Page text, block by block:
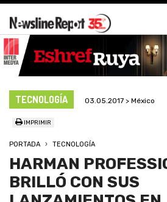
TECNOLOGÍA 03.05.2017 > México
IMPRIMIR
PORTADA TECNOLOGÍA
HARMAN
BRILLÓ CON SUS